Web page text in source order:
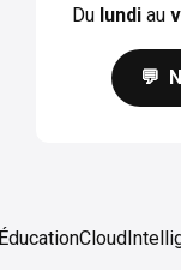
Du lundi au
💬
ÉducationCloud